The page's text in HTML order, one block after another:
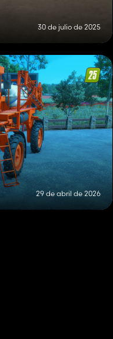
30 de julio de 2025
29 de abril de 2026